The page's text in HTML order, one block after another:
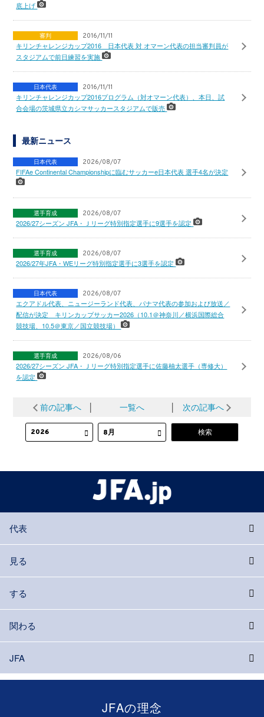
底上げ
審判 2016/11/11
キリンチャレンジカップ2016 日本代表 対 オマーン代表の担当審判員が
スタジアムで前日練習を実施
日本代表 2016/11/11
キリンチャレンジカップ2016プログラム（対オマーン代表）、本日、試
合会場の茨城県立カシマサッカースタジアムで販売
最新ニュース
日本代表 2026/08/07
FIFAe Continental Championshipに臨むサッカーe日本代表 選手4名が決定
選手育成 2026/08/07
2026/27シーズン JFA・Ｊリーグ特別指定選手に9選手を認定
選手育成 2026/08/07
2026/27年JFA・WEリーグ特別指定選手に3選手を認定
日本代表 2026/08/07
エクアドル代表、ニュージーランド代表、パナマ代表の参加および放送／
配信が決定 キリンカップサッカー2026（10.1＠神奈川／横浜国際総合
競技場、10.5＠東京／国立競技場）
選手育成 2026/08/06
2026/27シーズン JFA・Ｊリーグ特別指定選手に佐藤柚太選手（専修大）
を認定
前の記事へ 一覧へ 次の記事へ
代表
見る
する
関わる
JFA
JFAの理念